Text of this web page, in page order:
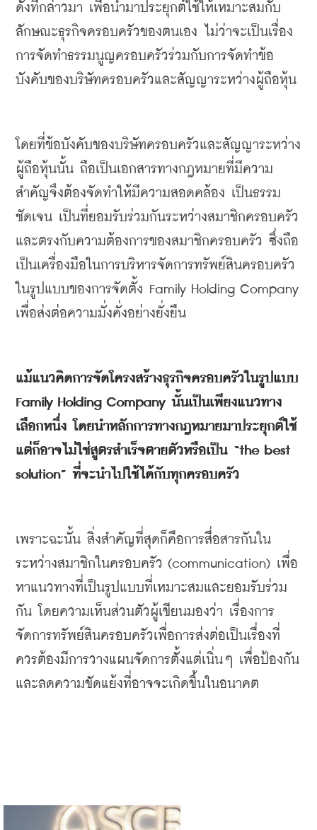
ดังที่กล่าวมา เพื่อนำมาประยุกต์ใช้ให้เหมาะสมกับ
ลักษณะธุรกิจครอบครัวของตนเอง
ไม่ว่าจะเป็นเรื่อง
การจัดทำธรรมนูญครอบครัวร่วมกับการจัดทำข้อ
บังคับของบริษัทครอบครัวและสัญญาระหว่างผู้ถือหุ้น
โดยที่ข้อบังคับของบริษัทครอบครัวและสัญญาระหว่าง
ผู้ถือหุ้นนั้น ถือเป็นเอกสารทางกฎหมายที่มีความ
สำคัญจึงต้องจัดทำให้มีความสอดคล้อง เป็นธรรม
ชัดเจน เป็นที่ยอมรับร่วมกันระหว่างสมาชิกครอบครัว
และตรงกับความต้องการของสมาชิกครอบครัว ซึ่งถือ
เป็นเครื่องมือในการบริหารจัดการทรัพย์สินครอบครัว
ในรูปแบบของการจัดตั้ง
เพื่อส่งต่อความมั่งคั่งอย่างยั่งยืน
แม้แนวคิดการจัดโครงสร้างธุรกิจครอบครัวในรูปแบบ
Family Holding Company นั้นเป็นเพียงแนวทาง
เลือกหนึ่ง โดยนำหลักการทางกฎหมายมาประยุกต์ใช้
แต่ก็อาจไม่ใช่สูตรสำเร็จตายตัวหรือเป็น “the best
solution” ที่จะนำไปใช้ได้กับทุกครอบครัว
เพราะฉะนั้น สิ่งสำคัญที่สุดก็คือการสื่อสารกันใน
ระหว่างสมาชิกในครอบครัว (communication) เพื่อ
หาแนวทางที่เป็นรูปแบบที่เหมาะสมและยอมรับร่วม
กัน โดยความเห็นส่วนตัวผู้เขียนมองว่า เรื่องการ
จัดการทรัพย์สินครอบครัวเพื่อการส่งต่อเป็นเรื่องที่
ควรต้องมีการวางแผนจัดการตั้งแต่เนิ่นๆ เพื่อป้องกัน
และลดความขัดแย้งที่อาจจะเกิดขึ้นในอนาคต